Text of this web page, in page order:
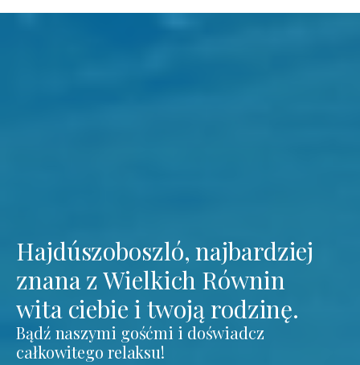
Hajdúszoboszló, najbardziej
znana z Wielkich Równin
wita ciebie i twoją rodzinę.
Bądź naszymi gośćmi i doświadcz
całkowitego relaksu!